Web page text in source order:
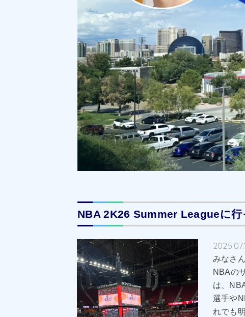
NBA 2K26 Summer Leagueに行
みなさ
NBAの
は、
選手や
れでも